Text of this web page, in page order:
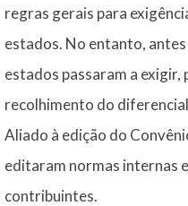
regras gerais para
estados. No entanto,
estados passaram a
recolhimento do
Aliado à edição do
editaram normas internas
contribuintes.